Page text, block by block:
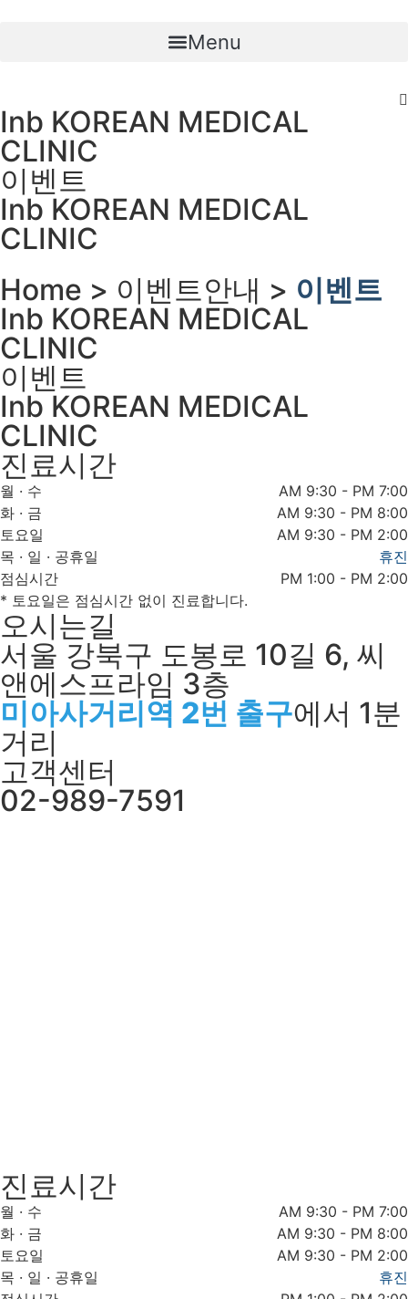
Menu
Inb KOREAN MEDICAL
CLINIC
이벤트
Inb KOREAN MEDICAL
CLINIC
Home > 이벤트안내 > 이벤트
Inb KOREAN MEDICAL
CLINIC
이벤트
Inb KOREAN MEDICAL
CLINIC
진료시간
월 · 수
AM 9:30 - PM 7:00
화 · 금
AM 9:30 - PM 8:00
토요일
AM 9:30 - PM 2:00
목 · 일 · 공휴일
휴진
점심시간
PM 1:00 - PM 2:00
* 토요일은 점심시간 없이 진료합니다.
오시는길
서울 강북구 도봉로 10길 6, 씨
앤에스프라임 3층
미아사거리역 2번 출구에서 1분
거리
고객센터
02-989-7591
진료시간
월 · 수
AM 9:30 - PM 7:00
화 · 금
AM 9:30 - PM 8:00
토요일
AM 9:30 - PM 2:00
목 · 일 · 공휴일
휴진